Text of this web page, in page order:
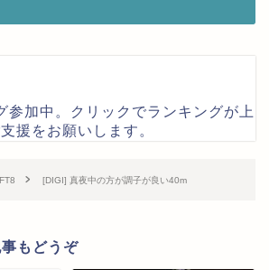
参加中。クリックでランキングが上
援をお願いします。
FT8 [DIGI] 真夜中の方が調子が良い40m
もどうぞ